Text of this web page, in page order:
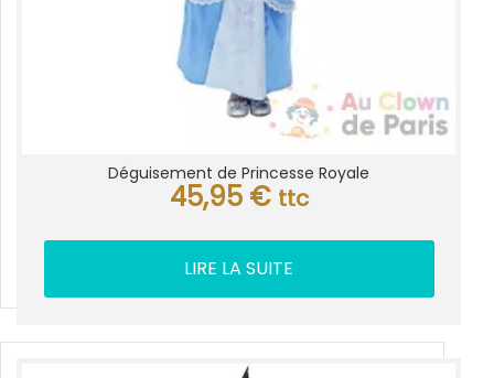
Déguisement de Princesse Royale
45,95 € ttc
LIRE LA SUITE